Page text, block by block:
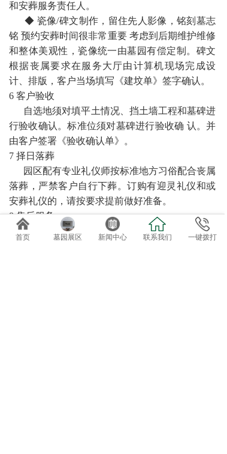
和安葬服务责任人。
◆ 瓷像/碑文制作，留住先人影像，铭刻墓志
铭 预约安葬时间很非常重要 考虑到后期维护维修
和整体美观性，瓷像统一由墓园有偿定制。碑文
根据丧属要求在服务大厅由计算机现场完成设
计、排版，客户当场填写《建坟单》签字确认。
6 客户验收
自选地须对填平土情况、挡土墙工程和墓碑进
行验收确认。标准位须对墓碑进行验收确 认。并
由客户签署《验收确认单》。
7 择日落葬
园区配有专业礼仪师按标准地方习俗配合丧属
落葬，严禁客户自行下葬。订购有迎灵礼仪和或
安葬礼仪的，请按要求提前做好准备。
8 售后服务
园区可提供诸如代客祭扫、管家服务、墓碑翻
首页 墓园展区 新闻中心 联系我们 一键拨打